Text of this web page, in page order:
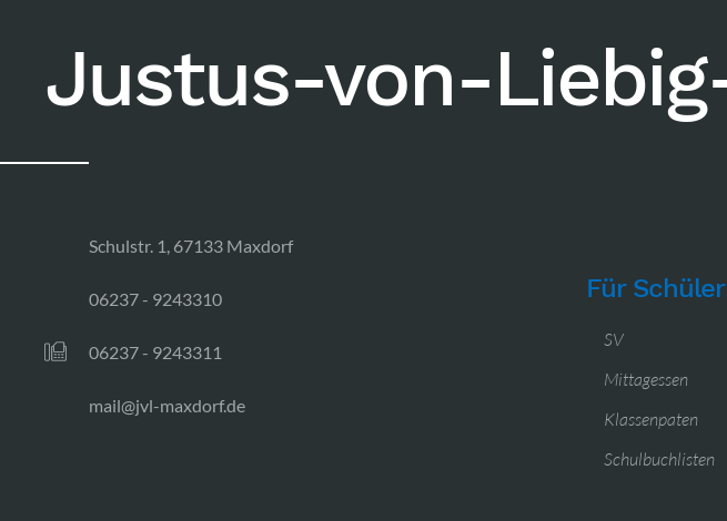
Justus-von-
Schulstr. 1, 67133 Maxdorf
06237 - 9243310
06237 - 9243311
mail@jvl-maxdorf.de
Für
SV
Mittagessen
Klassenpaten
Schulbuchlisten